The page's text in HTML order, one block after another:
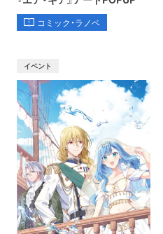
コミック・ラノベ
イベント